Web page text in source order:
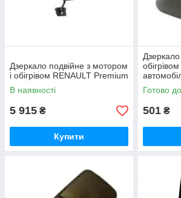
Дзеркало подвійне з мотором
і обігрівом RENAULT Premium
В наявності
5 915 ₴
Купити
Premium
Готово
501 ₴